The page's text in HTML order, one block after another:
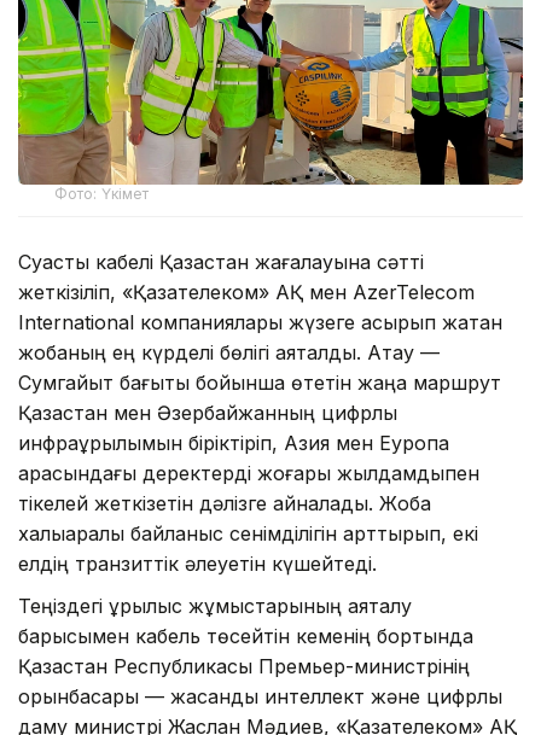
Фото: Үкімет
Суасты кабелі Қазақстан жағалауына сәтті
жеткізіліп, «Қазақтелеком» АҚ мен AzerTelecom
International компаниялары жүзеге асырып жатқан
жобаның ең күрделі бөлігі аяқталды. Ақтау —
Сумгайыт бағыты бойынша өтетін жаңа маршрут
Қазақстан мен Әзербайжанның цифрлық
инфрақұрылымын біріктіріп, Азия мен Еуропа
арасындағы деректерді жоғары жылдамдықпен
тікелей жеткізетін дәлізге айналады. Жоба
халықаралық байланыс сенімділігін арттырып, екі
елдің транзиттік әлеуетін күшейтеді.
Теңіздегі құрылыс жұмыстарының аяқталу
барысымен кабель төсейтін кеменің бортында
Қазақстан Республикасы Премьер-министрінің
орынбасары — жасанды интеллект және цифрлық
даму министрі Жаслан Мәдиев, «Қазақтелеком» АҚ